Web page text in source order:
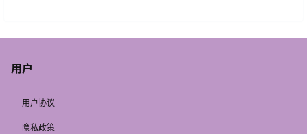
用户
用户协议
隐私政策